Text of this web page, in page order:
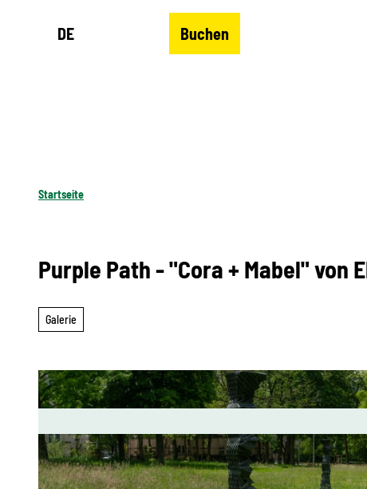
DE Buchen
Startseite
Purple Path - "Cora + Mabel" von
Galerie